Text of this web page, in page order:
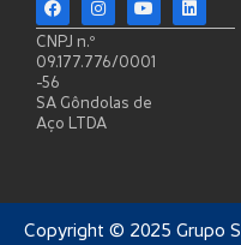
CNPJ n.º
09.177.776/0001
-56
SA Gôndolas de
Aço LTDA
Copyright © 2025 Grupo